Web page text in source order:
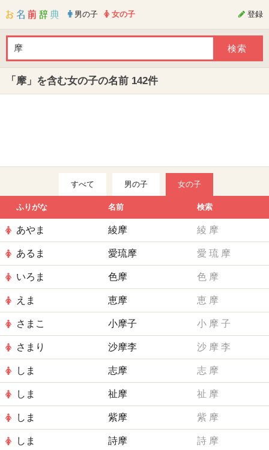
男の子 女の子 登録
「摩」を含む女の子の名前 142件
すべて 男の子 女の子
ふりがな 名前 検索
あやま 綾摩 綾 摩
あるま 愛琉摩 愛 琉 摩
いろま 色摩 色 摩
えま 恵摩 恵 摩
さまこ 小摩子 小 摩 子
さまり 沙摩李 沙 摩 李
しま 志摩 志 摩
しま 祉摩 祉 摩
しま 紫摩 紫 摩
しま 詩摩 詩 摩